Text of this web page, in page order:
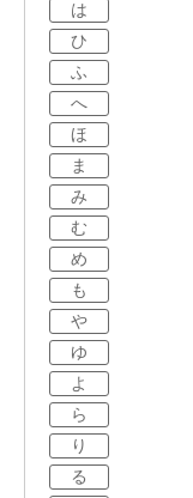
は
ひ
ふ
へ
ほ
ま
み
む
め
も
や
ゆ
よ
ら
り
る